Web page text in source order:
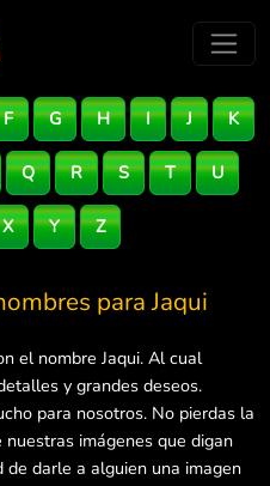
F G H I J K
Q R S T U
X Y Z
paraJaqui
el nombre Jaqui. Al cual
y grandes deseos.
para nosotros. No pierdas la
imágenes que digan
de darle a alguien una imagen